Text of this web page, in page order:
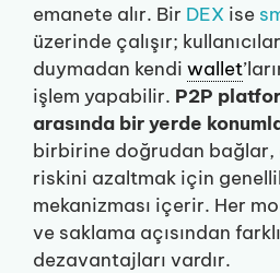
emanete alır. Bir DEX ise
üzerinde çalışır;
duymadan kendi wallet
işlem yapabilir. P2P
arasında bir yerde
birbirine doğrudan bağlar,
riskini azaltmak için
mekanizması içerir. Her
ve saklama açısından
dezavantajları vardır.